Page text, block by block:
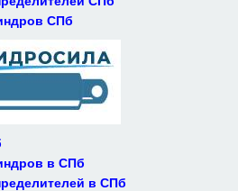
СПб
в СПб
в СПб